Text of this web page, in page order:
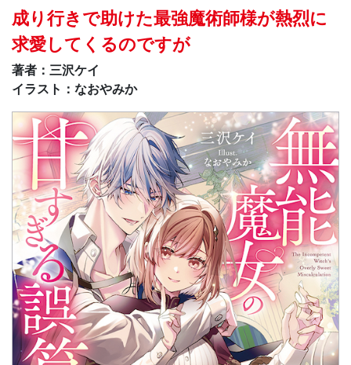
成り行きで助けた最強魔術師様が熱烈に
求愛してくるのですが
著者：三沢ケイ
イラスト：なおやみか